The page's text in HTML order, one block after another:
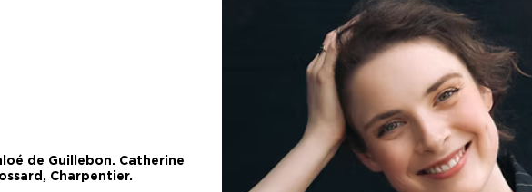
de Guillebon. Catherine
Charpentier.